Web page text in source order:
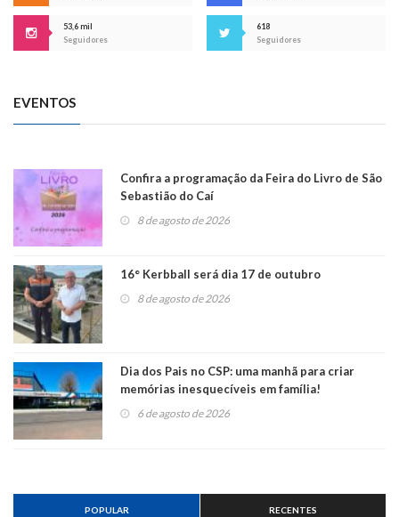
53,6 mil
Seguidores
618
Seguidores
EVENTOS
Confira a programação da Feira do Livro de São
Sebastião do Caí
8 de agosto de 2026
16° Kerbball será dia 17 de outubro
8 de agosto de 2026
Dia dos Pais no CSP: uma manhã para criar
memórias inesquecíveis em família!
6 de agosto de 2026
POPULAR RECENTES